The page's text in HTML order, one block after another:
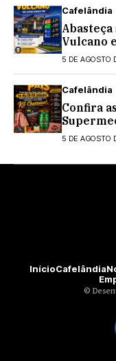
Cafelândia
Vulcano
5 DE AGOSTO
Cafelândia
Confira
5 DE AGOSTO
InícioCafelândia
©️